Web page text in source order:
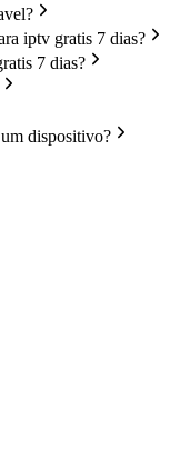
iptv gratis 7 dias?
7 dias?
dispositivo?